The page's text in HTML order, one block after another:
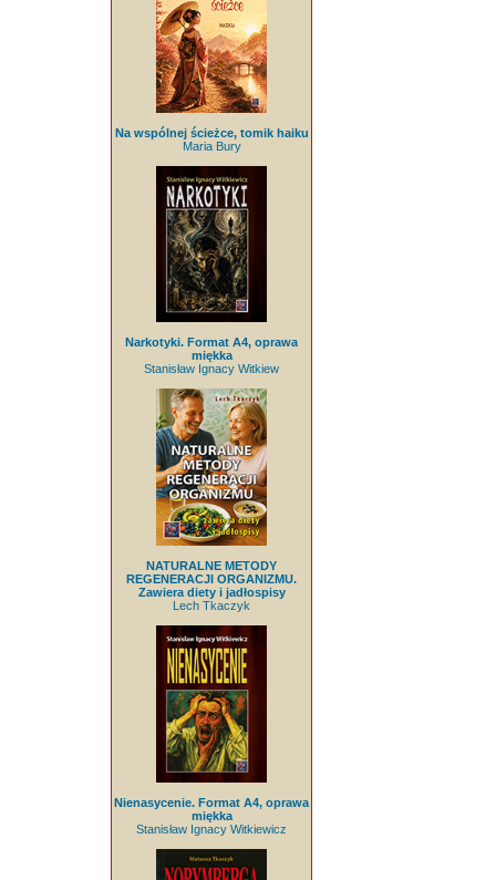
Na wspólnej ścieżce, tomik haiku
Maria Bury
Narkotyki. Format A4, oprawa
miękka
Stanisław Ignacy Witkiew
NATURALNE METODY
REGENERACJI ORGANIZMU.
Zawiera diety i jadłospisy
Lech Tkaczyk
Nienasycenie. Format A4, oprawa
miękka
Stanisław Ignacy Witkiewicz